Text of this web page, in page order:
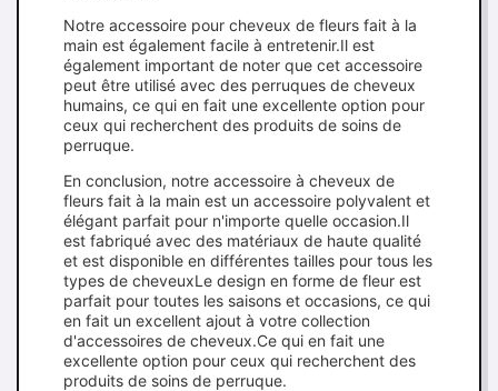
Notre accessoire pour cheveux de fleurs fait à la
main est également facile à entretenir.Il est
également important de noter que cet accessoire
peut être utilisé avec des perruques de cheveux
humains, ce qui en fait une excellente option pour
ceux qui recherchent des produits de soins de
perruque.
En conclusion, notre accessoire à cheveux de
fleurs fait à la main est un accessoire polyvalent et
élégant parfait pour n'importe quelle occasion.Il
est fabriqué avec des matériaux de haute qualité
et est disponible en différentes tailles pour tous les
types de cheveuxLe design en forme de fleur est
parfait pour toutes les saisons et occasions, ce qui
en fait un excellent ajout à votre collection
d'accessoires de cheveux.Ce qui en fait une
excellente option pour ceux qui recherchent des
produits de soins de perruque.